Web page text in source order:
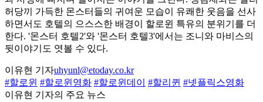
허당끼 가득한 몬스터들의 귀여운 모습이 유쾌한 웃음을 선사
하면서도 호텔의 으스스한 배경이 할로윈 특유의 분위기를 더
한다. '몬스터 호텔2'와 '몬스터 호텔3'에서는 조니와 마비스의
뒷이야기도 엿볼 수 있다.
이유현 기자uhyunl@etoday.co.kr
#할로윈 #할로윈영화 #할로윈데이 #할리퀸 #넷플릭스영화
이유현 기자의 주요 뉴스